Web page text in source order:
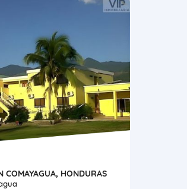
COMAYAGUA, HONDURAS